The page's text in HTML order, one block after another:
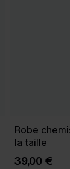
Robe
la taille
39,00 €